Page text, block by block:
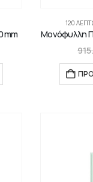
mm
120
Μονόφυλλη